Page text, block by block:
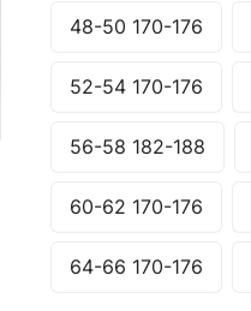
48-50 170-176
52-54 170-176
56-58 182-188
60-62 170-176
64-66 170-176